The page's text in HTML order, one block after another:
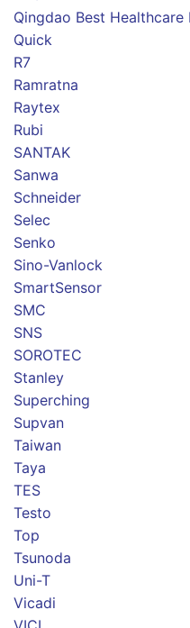
Qingdao Best
Quick
R7
Ramratna
Raytex
Rubi
SANTAK
Sanwa
Schneider
Selec
Senko
Sino-Vanlock
SmartSensor
SMC
SNS
SOROTEC
Stanley
Superching
Supvan
Taiwan
Taya
TES
Testo
Top
Tsunoda
Uni-T
Vicadi